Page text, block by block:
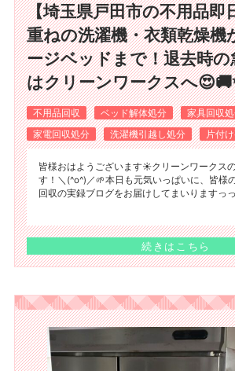
【埼玉県戸田市の不用品即
重ねの洗濯機・衣類乾燥機
ージベッドまで！退去時の
はクリーンワークスへ
不用品回収 ベッド解体処分
家具回収
家電回収処分
洗濯機引越し処分 片付
皆様おはようございます☀️クリーンワークス
す！＼(^o^)／🌱本日も元気いっぱいに、皆様
回収の実録ブログをお届けしてまいりますっ
続きはこちら